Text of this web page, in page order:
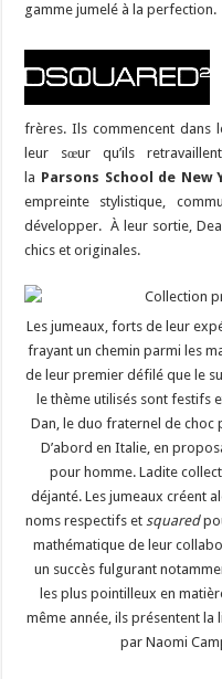
gamme jumelé à la perfection.
frères. Ils commencent dans
leur sœur qu’ils
la Parsons School de New
empreinte stylistique,
développer. À leur sortie,
chics et originales.
Les jumeaux, forts de leur
frayant un chemin parmi les
de leur premier défilé que le
le thème utilisés sont festifs
Dan, le duo fraternel de choc
D’abord en Italie, en
pour homme. Ladite
déjanté. Les jumeaux créent
noms respectifs etsquared
mathématique de leur
un succès fulgurant
les plus pointilleux en
même année, ils présentent
par Naomi